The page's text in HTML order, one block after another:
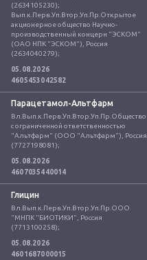
(2634105230);
Вып.к.Перв.Уп.Втор.Уп.Пр.Открытое
акционерное общество Научно-
производственный концерн "ЭСКОМ"
(ОАО НПК "ЭСКОМ"), Россия
(2634040279);
05.08.2026
4605453042582
Парацетамол-Альтфарм
Вл.Вып.к.Перв.Уп.Втор.Уп.Пр.Общество
с ограниченной ответственностью
"Альтфарм" (ООО "Альтфарм"), Россия
(7727198081);
05.08.2026
4607035440014
Глицин
Вл.Вып.к.Перв.Уп.Втор.Уп.Пр.ООО
"МНПК "БИОТИКИ", Россия
(7713100258);
05.08.2026
4601687000015